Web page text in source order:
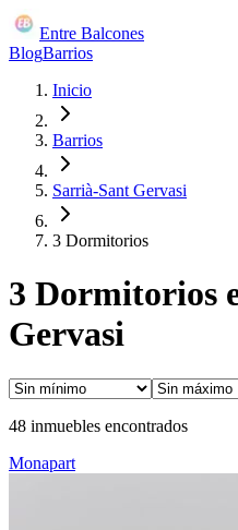
Entre Balcones
BlogBarrios
Inicio
Barrios
Sarrià-Sant Gervasi
3 Dormitorios
3 Dormitorios
Gervasi
48 inmuebles encontrados
Monapart